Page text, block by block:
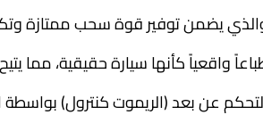
واقعياً كأنها سيارة حقيقية، مما
عن بعد (الريموت كنترول) بواسطة